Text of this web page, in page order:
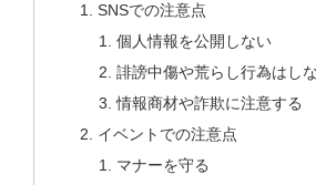
SNSでの注意点
個人情報を公開しない
誹謗中傷や荒らし行為はし
情報商材や詐欺に注意する
イベントでの注意点
マナーを守る